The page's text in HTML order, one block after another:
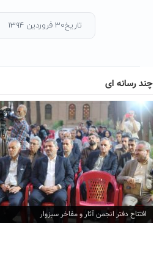
تاریخ۳۰ فروردین ۱۳۹۴
چند رسانه ای
افتتاح دفتر انجمن آثار و مفاخر سبزوار